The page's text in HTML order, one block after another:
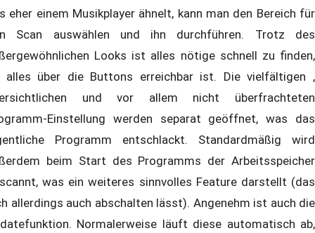
eher einem Musikplayer ähnelt, kann man den Bereich für
Scan auswählen und ihn durchführen. Trotz des
Looks ist alles nötige schnell zu finden,
alles über die Buttons erreichbar ist. Die vielfältigen ,
und vor allem nicht überfrachteten
Einstellung werden separat geöffnet, was das
Programm entschlackt. Standardmäßig wird
beim Start des Programms der Arbeitsspeicher
was ein weiteres sinnvolles Feature darstellt (das
allerdings auch abschalten lässt). Angenehm ist auch die
Normalerweise läuft diese automatisch ab,